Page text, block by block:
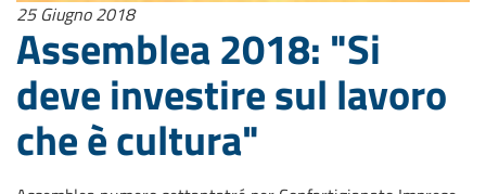
25 Giugno 2018
Assemblea 2018: "Si
deve investire sul lavoro
che è cultura"